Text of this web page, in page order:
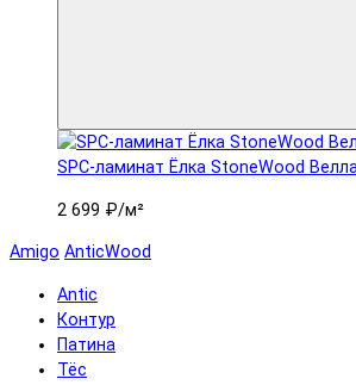
SPC-ламинат Ëлка StoneWood
2 699 ₽/м²
Amigo AnticWood
Antic
Контур
Патина
Тёс